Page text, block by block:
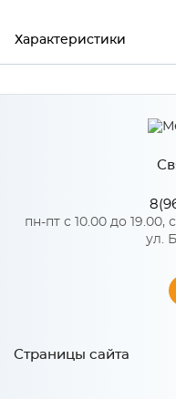
Характеристики
Ширина
пн-пт с 10.00 до 19.00,
ул.
Страницы сайта